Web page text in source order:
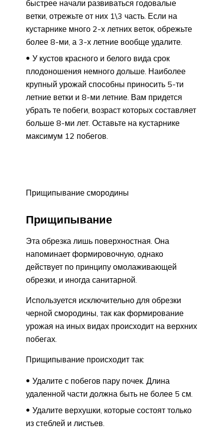
быстрее начали развиваться годовалые
ветки, отрежьте от них 1\3 часть. Если на
кустарнике много 2-х летних веток, обрежьте
более 8-ми, а 3-х летние вообще удалите.
У кустов красного и белого вида срок
плодоношения немного дольше. Наиболее
крупный урожай способны приносить 5-ти
летние ветки и 8-ми летние. Вам придется
убрать те побеги, возраст которых составляет
больше 8-ми лет. Оставьте на кустарнике
максимум 12 побегов.
Прищипывание смородины
Прищипывание
Эта обрезка лишь поверхностная. Она
напоминает формировочную, однако
действует по принципу омолаживающей
обрезки, и иногда санитарной.
Используется исключительно для обрезки
черной смородины, так как формирование
урожая на иных видах происходит на верхних
побегах.
Прищипывание происходит так:
Удалите с побегов пару почек. Длина
удаленной части должна быть не более 5 см.
Удалите верхушки, которые состоят только
из стеблей и листьев.